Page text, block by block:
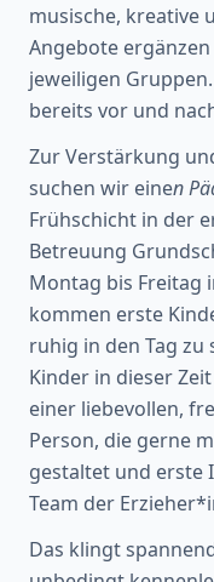
musische, kreative
Angebote
jeweiligen
bereits vor und
Zur Verstärkung
suchen wir einen
Frühschicht in der
Betreuung
Montag bis Freitag
kommen erste
ruhig in den Tag
Kinder in dieser
einer liebevollen,
Person, die gerne
gestaltet und erste
Team der
Das klingt